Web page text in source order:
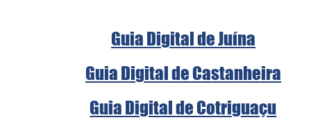
Guia Digital de Juína
Guia Digital de Castanheira
Guia Digital de Cotriguaçu